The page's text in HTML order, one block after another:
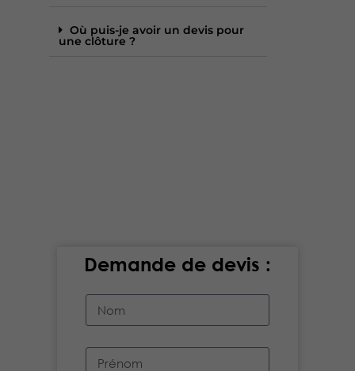
Où puis-je avoir un devis pour
une clôture ?
Demande de devis :